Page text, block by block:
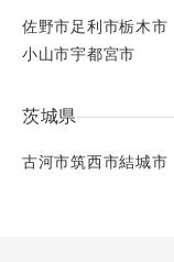
佐野市足利市栃木市
小山市宇都宮市
茨城県
古河市筑西市結城市